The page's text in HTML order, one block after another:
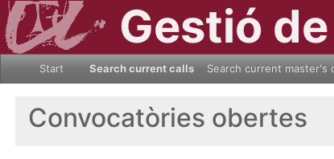
Gestió
Start Search current calls Search current master's
Convocatòries obertes